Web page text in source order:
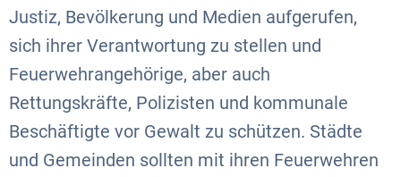
Justiz, Bevölkerung und Medien aufgerufen,
sich ihrer Verantwortung zu stellen und
Feuerwehrangehörige, aber auch
Rettungskräfte, Polizisten und kommunale
Beschäftigte vor Gewalt zu schützen. Städte
und Gemeinden sollten mit ihren Feuerwehren